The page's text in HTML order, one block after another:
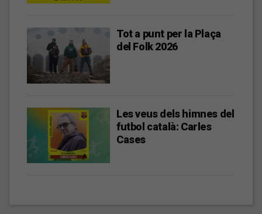
Tot a punt per la Plaça
del Folk 2026
Les veus dels himnes del
futbol català: Carles
Cases